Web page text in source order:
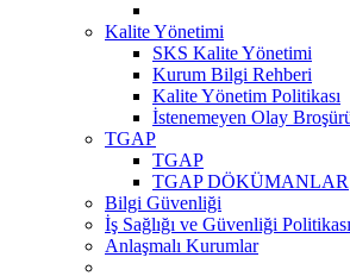
Kalite Yönetimi
SKS Kalite Yönetimi
Kurum Bilgi Rehberi
Kalite Yönetim Politikası
İstenemeyen Olay
TGAP
TGAP
TGAP DÖKÜMANLAR
Bilgi Güvenliği
İş Sağlığı ve Güvenliği Politikası
Anlaşmalı Kurumlar